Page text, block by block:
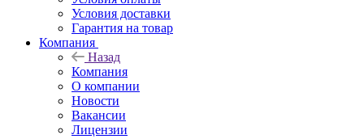
Условия доставки
Гарантия на товар
Компания
Назад
Компания
О компании
Новости
Вакансии
Лицензии